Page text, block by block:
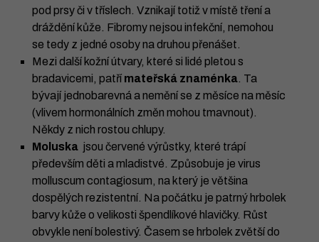
pod prsy či v tříslech. Vznikají totiž v místě tření a
dráždění kůže. Fibromy nejsou infekční, nemohou
se tedy z jedné osoby na druhou přenášet.
Mezi další kožní útvary, které si lidé pletou s
bradavicemi, patří mateřská znaménka. Ta
bývají jednobarevná a nemění se z měsíce na měsíc
(vlivem hormonálních změn mohou tmavnout).
Někdy z nich rostou chlupy.
Moluska jsou červené výrůstky, které trápí
především děti a mladistvé. Způsobuje je virus
molluscum contagiosum, na který je většina
dospělých rezistentní. Na počátku je patrný hrbolek
barvy kůže o velikosti špendlíkové hlavičky. Růst
obvykle není bolestivý. Časem se hrbolek zvětší do